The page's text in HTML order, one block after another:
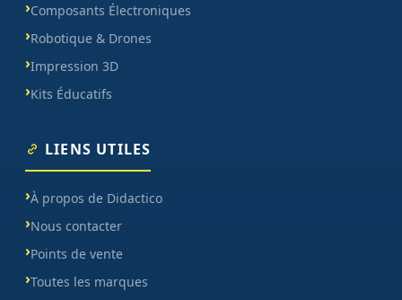
Composants Électroniques
Robotique & Drones
Impression 3D
Kits Éducatifs
LIENS UTILES
À propos de Didactico
Nous contacter
Points de vente
Toutes les marques